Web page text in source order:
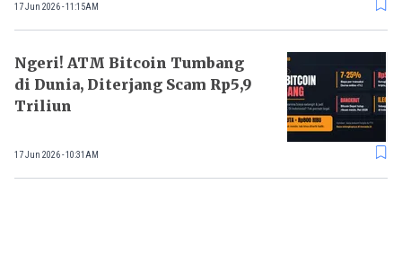
17 Jun 2026 - 11:15AM
Ngeri! ATM Bitcoin Tumbang
di Dunia, Diterjang Scam Rp5,9
Triliun
17 Jun 2026 - 10:31AM